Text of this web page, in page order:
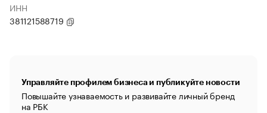
ИНН
381121588719
Управляйте профилем бизнеса и публикуйте новости
Повышайте узнаваемость и развивайте личный бренд
на РБК